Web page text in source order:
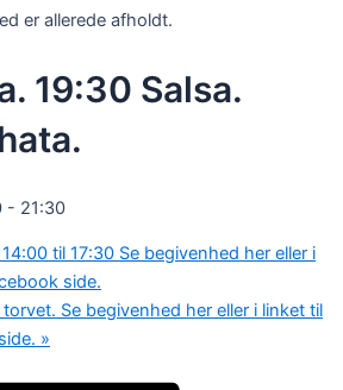
er allerede afholdt.
19:30 Salsa.
- 21:30
til 17:30 Se begivenhed her eller i
side.
Se begivenhed her eller i linket til
»